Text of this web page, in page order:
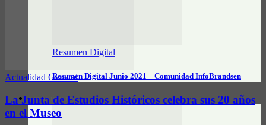
Resumen Digital
Resumen Digital Junio 2021 – Comunidad InfoBrandsen
DATOS ÚTILES
Actualidad General
La Junta de Estudios Históricos celebra sus 20 años
en el Museo